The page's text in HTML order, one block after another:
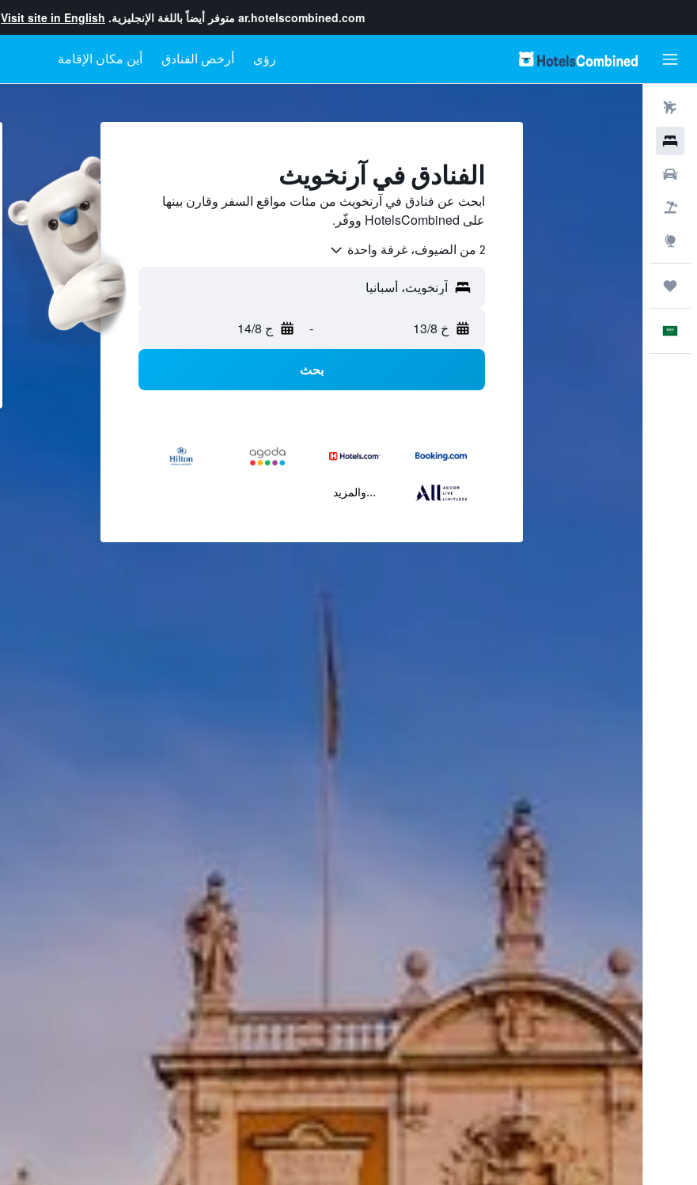
ar.hotelscombined.com متوفر أيضاً باللغة الإنجليزية. Visit site in English
رؤى أرخص الفنادق أين مكان الإقامة
الفنادق في آرنخويث
ابحث عن فنادق في آرنخويث من مئات مواقع السفر وقارن بينها
على HotelsCombined ووفّر.
2 من الضيوف، غرفة واحدة
خ 13/8 - ج 14/8
بحث
...والمزيد